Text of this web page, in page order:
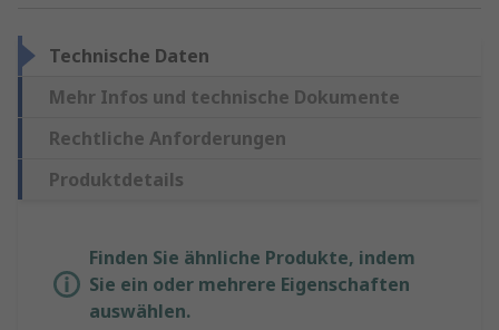
Technische Daten
Mehr Infos und technische Dokumente
Rechtliche Anforderungen
Produktdetails
Finden Sie ähnliche Produkte, indem
Sie ein oder mehrere Eigenschaften
auswählen.